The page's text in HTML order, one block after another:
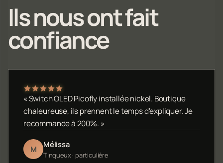
Ils nous ont fait
confiance
« Switch OLED Picofly installée nickel. Boutique
chaleureuse, ils prennent le temps d'expliquer. Je
recommande à 200%. »
M Mélissa
Tinqueux · particulière